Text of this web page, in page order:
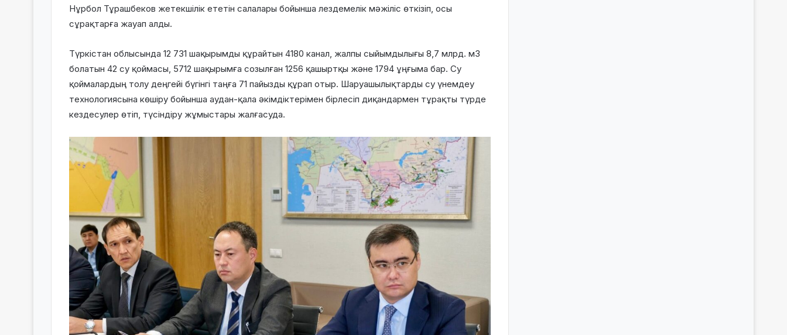
Нұрбол Тұрашбеков жетекшілік ететін салалары бойынша лездемелік мәжіліс өткізіп, осы
сұрақтарға жауап алды.
Түркістан облысында 12 731 шақырымды құрайтын 4180 канал, жалпы сыйымдылығы 8,7 млрд. м3
болатын 42 су қоймасы, 5712 шақырымға созылған 1256 қашыртқы және 1794 ұңғыма бар. Су
қоймалардың толу деңгейі бүгінгі таңға 71 пайызды құрап отыр. Шаруашылықтарды су үнемдеу
технологиясына көшіру бойынша аудан-қала әкімдіктерімен бірлесіп диқандармен тұрақты түрде
кездесулер өтіп, түсіндіру жұмыстары жалғасуда.